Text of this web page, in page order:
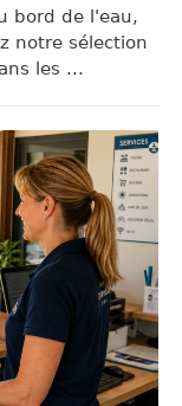
bord de l'eau,
notre sélection
les ...